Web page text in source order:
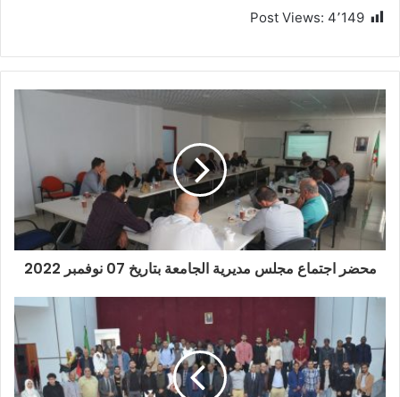
Post Views: 4٬149
محضر اجتماع مجلس مديرية الجامعة بتاريخ 07 نوفمبر 2022